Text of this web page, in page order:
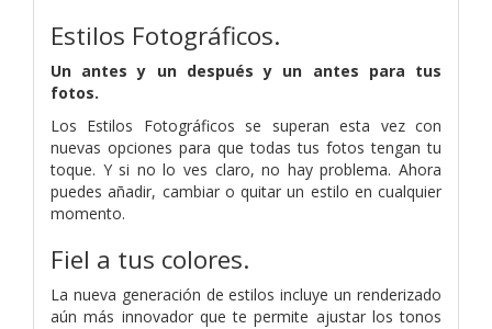
Estilos Fotográficos.
Un antes y un después y un antes para tus
fotos.
Los Estilos Fotográficos se superan esta vez con
nuevas opciones para que todas tus fotos tengan tu
toque. Y si no lo ves claro, no hay problema. Ahora
puedes añadir, cambiar o quitar un estilo en cualquier
momento.
Fiel a tus colores.
La nueva generación de estilos incluye un renderizado
aún más innovador que te permite ajustar los tonos